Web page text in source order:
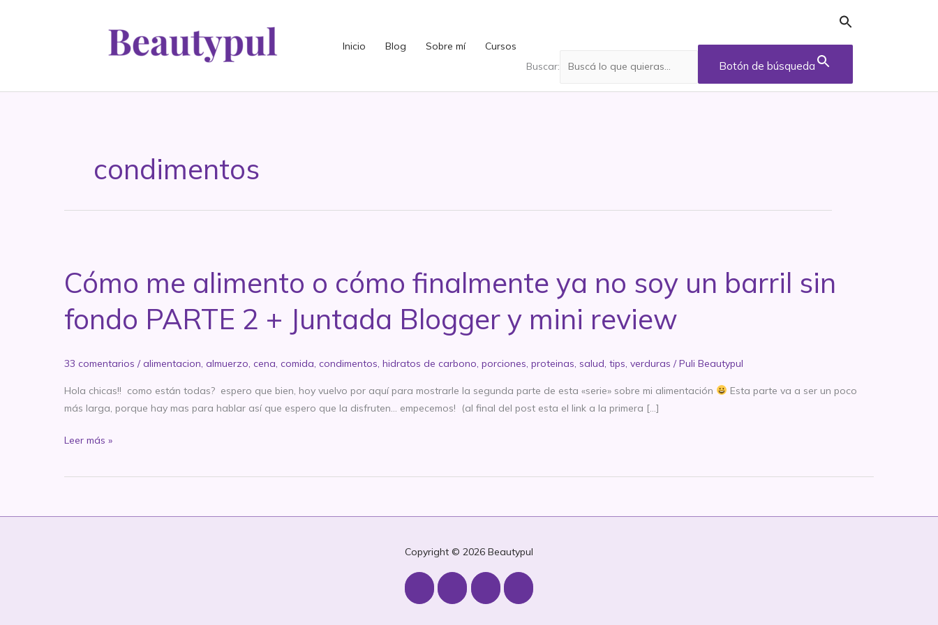
Inicio Blog Sobre mí
Cursos
Buscar:
Botón de búsqueda
condimentos
Cómo me alimento o cómo finalmente ya no soy un barril sin
fondo PARTE 2 + Juntada Blogger y mini review
33 comentarios /alimentacion, almuerzo, cena, comida, condimentos, hidratos de carbono, porciones, proteinas, salud, tips, verduras /Puli Beautypul
Hola chicas!! como están todas? espero que bien, hoy vuelvo por aquí para mostrarle la segunda parte de esta «serie» sobre mi alimentación
Esta parte va a ser un poco
más larga, porque hay mas para hablar así que espero que la disfruten… empecemos! (al final del post esta el link a la primera […]
Cómo
alimento
Leer más »
Copyright © 2026 Beautypul